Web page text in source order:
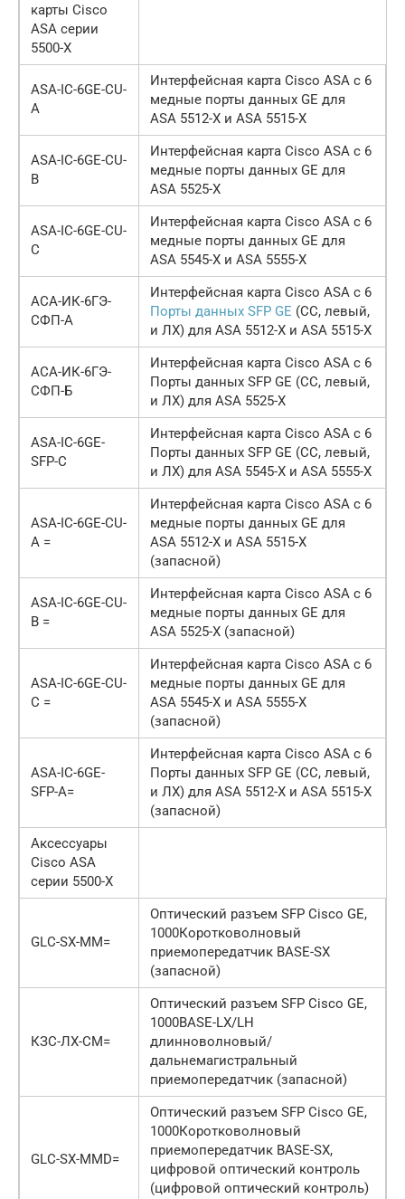
карты Cisco
ASA серии
5500-X
ASA-IC-6GE-CU-
A
Интерфейсная карта Cisco ASA с 6
медные порты данных GE для
ASA 5512-X и ASA 5515-X
ASA-IC-6GE-CU-
B
Интерфейсная карта Cisco ASA с 6
медные порты данных GE для
ASA 5525-X
ASA-IC-6GE-CU-
C
Интерфейсная карта Cisco ASA с 6
медные порты данных GE для
ASA 5545-X и ASA 5555-X
АСА-ИК-6ГЭ-
СФП-А
Интерфейсная карта Cisco ASA с 6
Порты данных SFP GE (СС, левый,
и ЛХ) для ASA 5512-X и ASA 5515-X
АСА-ИК-6ГЭ-
СФП-Б
Интерфейсная карта Cisco ASA с 6
Порты данных SFP GE (СС, левый,
и ЛХ) для ASA 5525-X
ASA-IC-6GE-
SFP-C
Интерфейсная карта Cisco ASA с 6
Порты данных SFP GE (СС, левый,
и ЛХ) для ASA 5545-X и ASA 5555-X
ASA-IC-6GE-CU-
A =
Интерфейсная карта Cisco ASA с 6
медные порты данных GE для
ASA 5512-X и ASA 5515-X
(запасной)
ASA-IC-6GE-CU-
B =
Интерфейсная карта Cisco ASA с 6
медные порты данных GE для
ASA 5525-X (запасной)
ASA-IC-6GE-CU-
C =
Интерфейсная карта Cisco ASA с 6
медные порты данных GE для
ASA 5545-X и ASA 5555-X
(запасной)
ASA-IC-6GE-
SFP-A=
Интерфейсная карта Cisco ASA с 6
Порты данных SFP GE (СС, левый,
и ЛХ) для ASA 5512-X и ASA 5515-X
(запасной)
Аксессуары
Cisco ASA
серии 5500-X
GLC-SX-MM=
Оптический разъем SFP Cisco GE,
1000Коротковолновый
приемопередатчик BASE-SX
(запасной)
КЗС-ЛХ-СМ=
Оптический разъем SFP Cisco GE,
1000BASE-LX/LH
длинноволновый/
дальнемагистральный
приемопередатчик (запасной)
GLC-SX-MMD=
Оптический разъем SFP Cisco GE,
1000Коротковолновый
приемопередатчик BASE-SX,
цифровой оптический контроль
(цифровой оптический контроль)